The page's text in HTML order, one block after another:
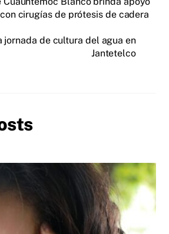
cirugías de prótesis de cadera
jornada de cultura del agua en
Jantetelco